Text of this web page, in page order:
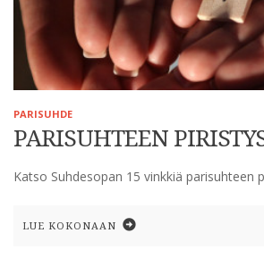
PARISUHDE
PARISUHTEEN
Katso Suhdesopan 15 vinkkiä parisuhteen
LUE KOKONAAN